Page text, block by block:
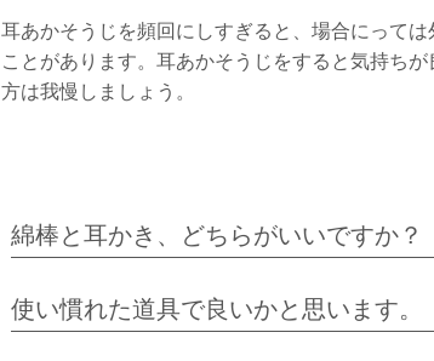
耳あかそうじを頻回にしすぎると、場合にって
ことがあります。耳あかそうじをすると気持ち
方は我慢しましょう。
綿棒と耳かき、どちらがいいですか？
使い慣れた道具で良いかと思います。